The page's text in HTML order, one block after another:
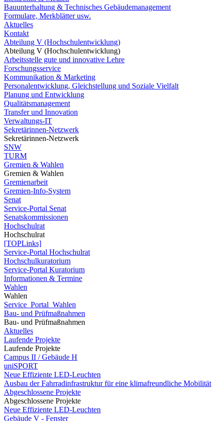
Bauunterhaltung & Technisches Gebäudemanagement
Formulare, Merkblätter usw.
Aktuelles
Kontakt
Abteilung V (Hochschulentwicklung)
Abteilung V (Hochschulentwicklung)
Arbeitsstelle gute und innovative Lehre
Forschungsservice
Kommunikation & Marketing
Personalentwicklung, Gleichstellung und Soziale Vielfalt
Planung und Entwicklung
Qualitätsmanagement
Transfer und Innovation
Verwaltungs-IT
Sekretärinnen-Netzwerk
Sekretärinnen-Netzwerk
SNW
TURM
Gremien & Wahlen
Gremien & Wahlen
Gremienarbeit
Gremien-Info-System
Senat
Service-Portal Senat
Senatskommissionen
Hochschulrat
Hochschulrat
[TOPLinks]
Service-Portal Hochschulrat
Hochschulkuratorium
Service-Portal Kuratorium
Informationen & Termine
Wahlen
Wahlen
Service_Portal_Wahlen
Bau- und Prüfmaßnahmen
Bau- und Prüfmaßnahmen
Aktuelles
Laufende Projekte
Laufende Projekte
Campus II / Gebäude H
uniSPORT
Neue Effiziente LED-Leuchten
Ausbau der Fahrradinfrastruktur für eine klimafreundliche Mobilität
Abgeschlossene Projekte
Abgeschlossene Projekte
Neue Effiziente LED-Leuchten
Gebäude V - Fenster